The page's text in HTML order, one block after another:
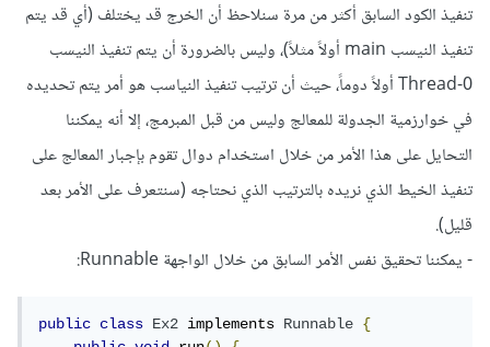
تنفيذ الكود السابق أكثر من مرة سنلاحظ أن الخرج قد يختلف (أي قد يتم
تنفيذ النيسب main أولاً مثلاً)، وليس بالضرورة أن يتم تنفيذ النيسب
Thread-0 أولاً دوماً، حيث أن ترتيب تنفيذ النياسب هو أمر يتم تحديده
في خوارزمية الجدولة للمعالج وليس من قبل المبرمج، إلا أنه يمكننا
التحايل على هذا الأمر من خلال استخدام دوال تقوم بإجبار المعالج على
تنفيذ الخيط الذي نريده بالترتيب الذي نحتاجه (سنتعرف على الأمر بعد
قليل).
- يمكننا تحقيق نفس الأمر السابق من خلال الواجهة Runnable:
public class Ex2 implements Runnable
{